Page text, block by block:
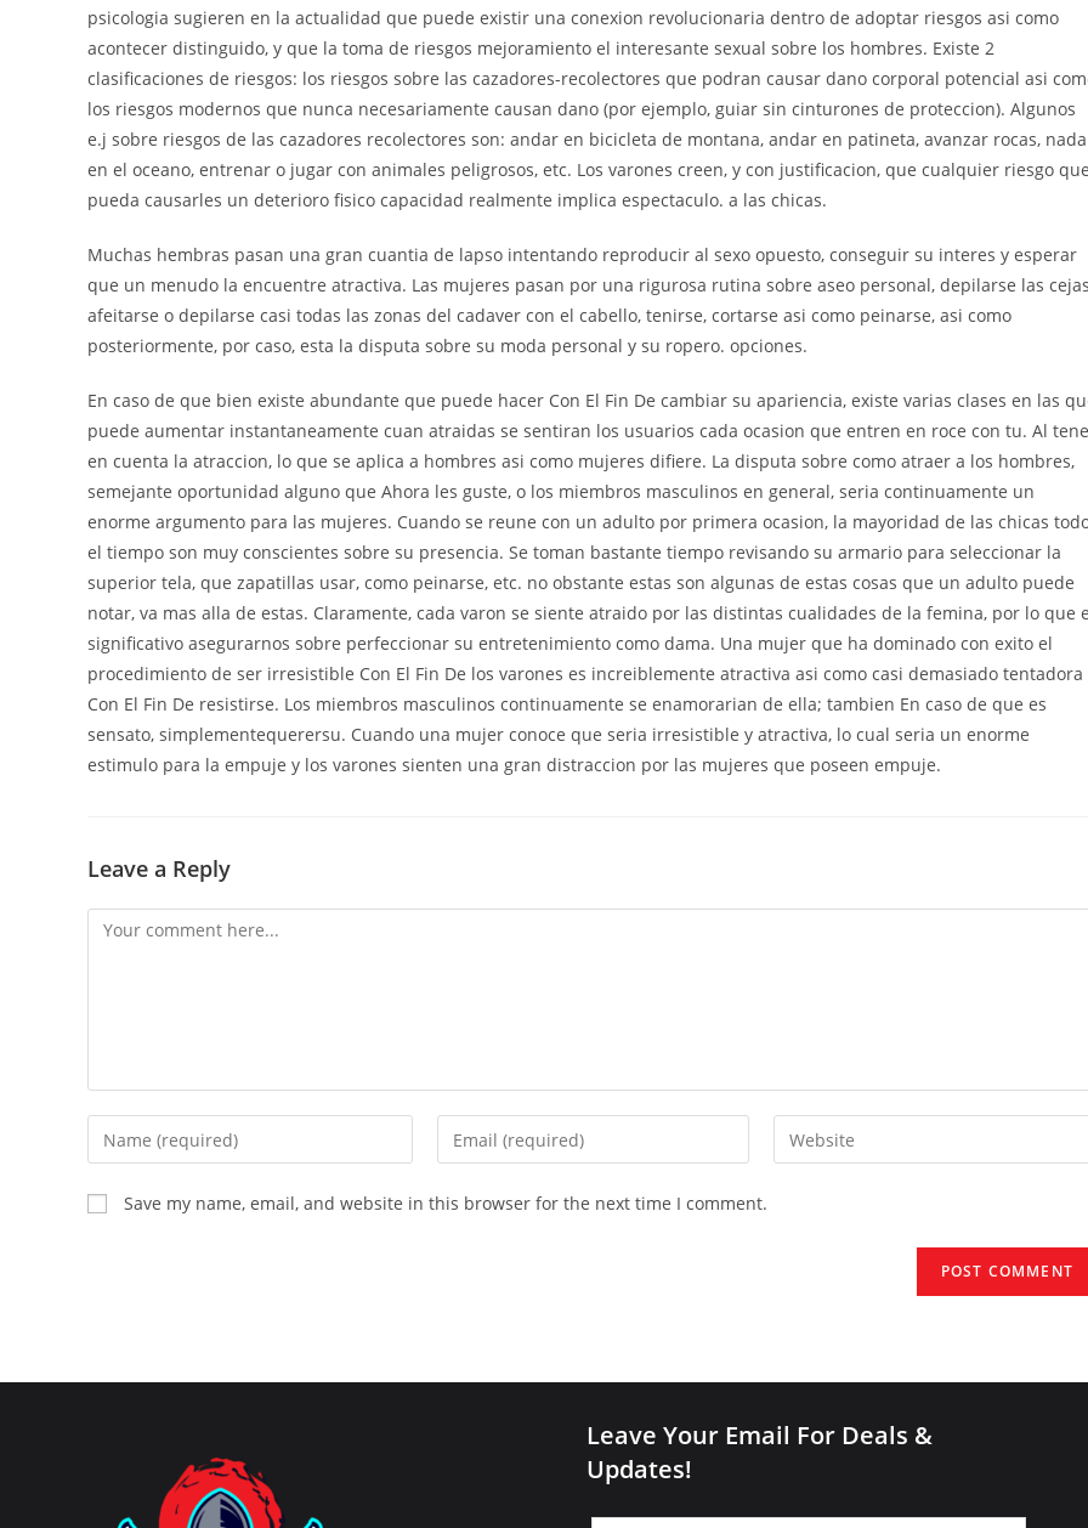
psicologia sugieren en la actualidad que puede existir una conexion revolucionaria dentro de adoptar riesgos asi­ como
acontecer distinguido, y que la toma de riesgos mejoramiento el interesante sexual sobre los hombres. Existe 2
clasificaciones de riesgos: los riesgos sobre las cazadores-recolectores que podran causar dano corporal potencial asi­
los riesgos modernos que nunca necesariamente causan dano (por ejemplo, guiar sin cinturones de proteccion). Algunos
e.j sobre riesgos de las cazadores recolectores son: andar en bicicleta de montana, andar en patineta, avanzar rocas,
en el oceano, entrenar o jugar con animales peligrosos, etc. Los varones creen, y con justificacion, que cualquier riesgo
pueda causarles un deterioro fisico capacidad realmente implica espectaculo. a las chicas.
Muchas hembras pasan una gran cuanti­a de lapso intentando reproducir al sexo opuesto, conseguir su interes y esperar
que un menudo la encuentre atractiva. Las mujeres pasan por una rigurosa rutina sobre aseo personal, depilarse las
afeitarse o depilarse casi todas las zonas del cadaver con el cabello, tenirse, cortarse asi­ como peinarse, asi­ como
posteriormente, por caso, esta la disputa sobre su moda personal y su ropero. opciones.
En caso de que bien existe abundante que puede hacer Con El Fin De cambiar su apariencia, existe varias clases en las
puede aumentar instantaneamente cuan atraidas se sentiran los usuarios cada ocasion que entren en roce con tu. Al
en cuenta la atraccion, lo que se aplica a hombres asi­ como mujeres difiere. La disputa sobre como atraer a los hombres,
semejante oportunidad alguno que Ahora les guste, o los miembros masculinos en general, seri­a continuamente un
enorme argumento para las mujeres. Cuando se reune con un adulto por primera ocasion, la mayoridad de las chicas
el tiempo son muy conscientes sobre su presencia. Se toman bastante tiempo revisando su armario para seleccionar la
superior tela, que zapatillas usar, como peinarse, etc. no obstante estas son algunas de estas cosas que un adulto puede
notar, va mas alla de estas. Claramente, cada varon se siente atraido por las distintas cualidades de la femina, por lo que
significativo asegurarnos sobre perfeccionar su entretenimiento como dama. Una mujer que ha dominado con exito el
procedimiento de ser irresistible Con El Fin De los varones es increiblemente atractiva asi­ como casi demasiado tentadora
Con El Fin De resistirse. Los miembros masculinos continuamente se enamorarian de ella; tambien En caso de que es
sensato, simplementequerersu. Cuando una mujer conoce que seri­a irresistible y atractiva, lo cual seri­a un enorme
estimulo para la empuje y los varones sienten una gran distraccion por las mujeres que poseen empuje.
Leave a Reply
Comment
Enter
your
name
or
Enter
your
Enter
your
Save my name, email, and website in this browser for the next time I comment.
Leave Your Email For Deals &
Updates!